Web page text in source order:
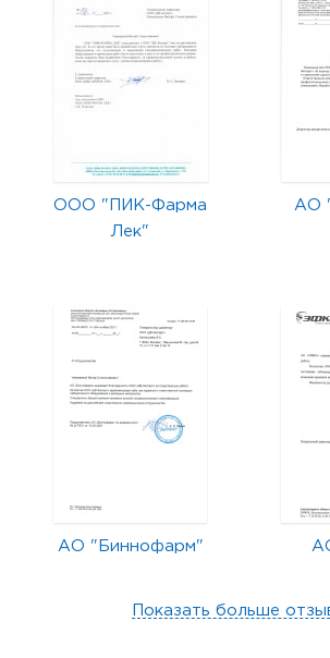
ООО "ПИК-Фарма
Лек"
АО
АО "Биннофарм"
Показать больше